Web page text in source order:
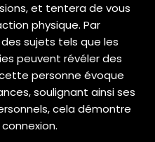
et tentera de vous
physique. Par
sujets tels que les
peuvent révéler des
personne évoque
soulignant ainsi ses
cela démontre